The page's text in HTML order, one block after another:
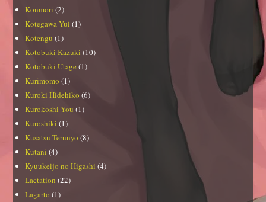
Konmori (2)
Kotegawa Yui (1)
Kotengu (1)
Kotobuki Kazuki (10)
Kotobuki Utage (1)
Kurimomo (1)
Kuroki Hidehiko (6)
Kurokoshi You (1)
Kuroshiki (1)
Kusatsu Terunyo (8)
Kutani (4)
Kyuukeijo no Higashi (4)
Lactation (22)
Lagarto (1)